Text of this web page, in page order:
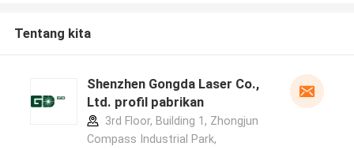
Tentang kita
Shenzhen Gongda Laser Co.,
Ltd. profil pabrikan
3rd Floor, Building 1, Zhongjun
Compass Industrial Park,